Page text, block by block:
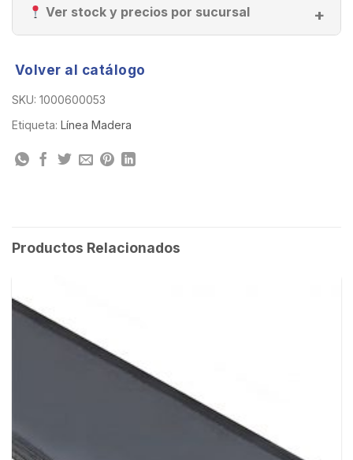
Ver stock y precios por sucursal
Volver al catálogo
SKU: 1000600053
Etiqueta: Línea Madera
Productos Relacionados